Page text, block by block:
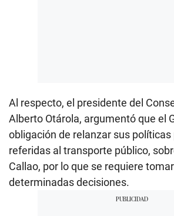
Al respecto, el presidente del
Alberto Otárola, argumentó que el
obligación de relanzar sus políticas
referidas al transporte público,
Callao, por lo que se requiere
determinadas decisiones.